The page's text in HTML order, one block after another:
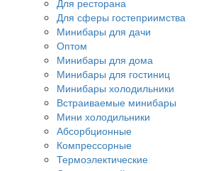
Для ресторана
Для сферы гостеприимства
Минибары для дачи
Оптом
Минибары для дома
Минибары для гостиниц
Минибары холодильники
Встраиваемые минибары
Мини холодильники
Абсорбционные
Компрессорные
Термоэлектические